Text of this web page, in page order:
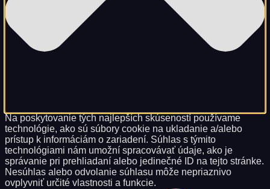
Na poskytovanie tých najlepších skúseností používame
technológie, ako sú súbory cookie na ukladanie a/alebo
prístup k informáciám o zariadení. Súhlas s týmito
technológiami nám umožní spracovávať údaje, ako je
správanie pri prehliadaní alebo jedinečné ID na tejto stránke.
Nesúhlas alebo odvolanie súhlasu môže nepriaznivo
ovplyvniť určité vlastnosti a funkcie.